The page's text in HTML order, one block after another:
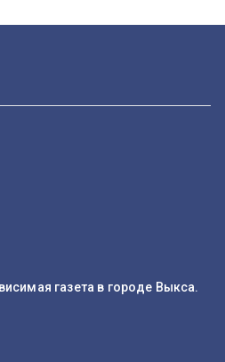
газета в городе Выкса.